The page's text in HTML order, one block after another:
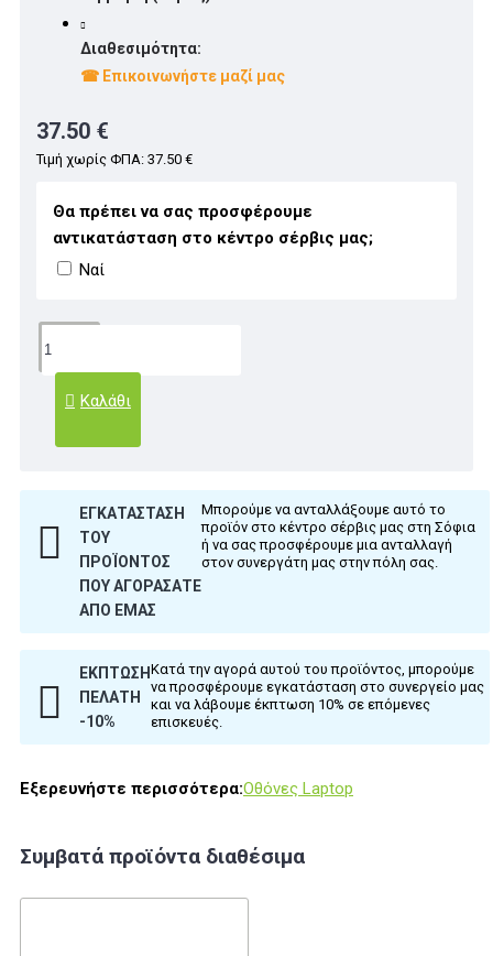
Διαθεσιμότητα:
☎ Επικοινωνήστε μαζί μας
37.50 €
Τιμή χωρίς ΦΠΑ: 37.50 €
Θα πρέπει να σας προσφέρουμε
αντικατάσταση στο κέντρο σέρβις μας;
Ναί
Καλάθι
ΕΓΚΑΤΆΣΤΑΣΗ
ΤΟΥ
ΠΡΟΪΌΝΤΟΣ
ΠΟΥ ΑΓΟΡΆΣΑΤΕ
ΑΠΌ ΕΜΆΣ
Μπορούμε να ανταλλάξουμε αυτό το
προϊόν στο κέντρο σέρβις μας στη Σόφια
ή να σας προσφέρουμε μια ανταλλαγή
στον συνεργάτη μας στην πόλη σας.
ΈΚΠΤΩΣΗ
ΠΕΛΆΤΗ
-10%
Κατά την αγορά αυτού του προϊόντος, μπορούμε
να προσφέρουμε εγκατάσταση στο συνεργείο μας
και να λάβουμε έκπτωση 10% σε επόμενες
επισκευές.
Εξερευνήστε περισσότερα:Οθόνες Laptop
Συμβατά προϊόντα διαθέσιμα